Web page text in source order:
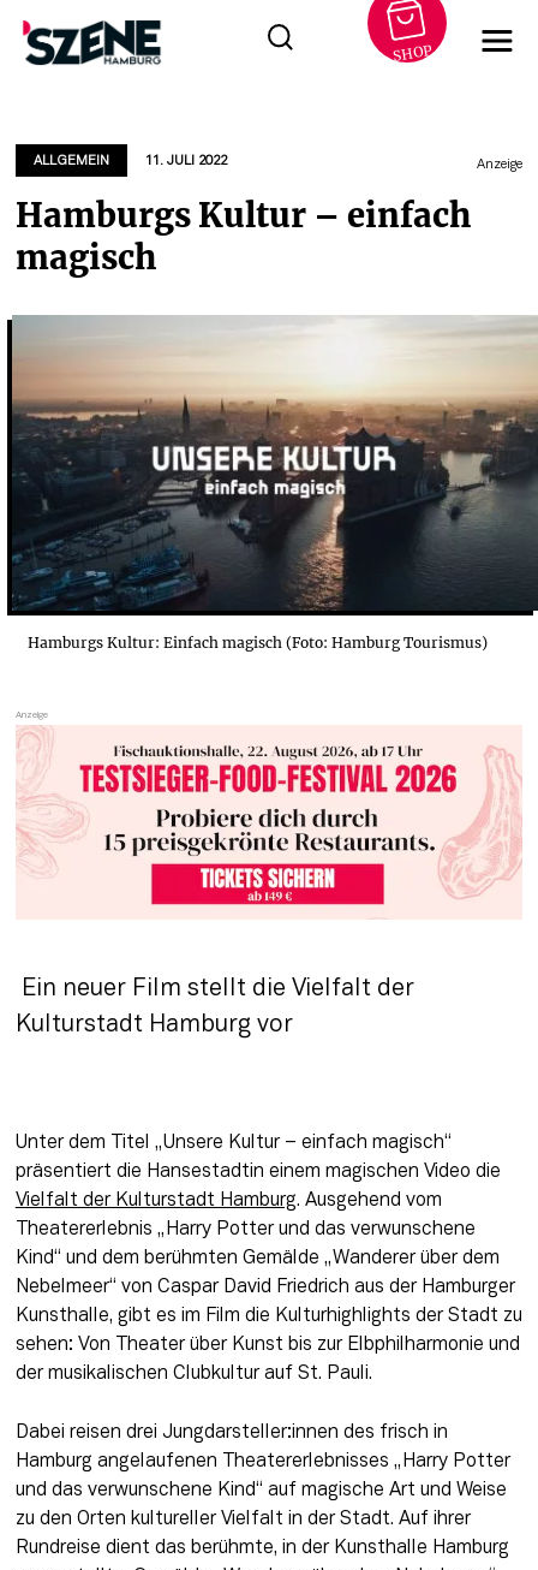
springen
SHOP
ALLGEMEIN 11. JULI 2022 Anzeige
Hamburgs Kultur – einfach
magisch
Hamburgs Kultur: Einfach magisch (Foto: Hamburg Tourismus)
Kulturstadt Hamburg vor
Unter dem Titel „Unsere Kultur – einfach magisch“
Vielfalt der Kulturstadt Hamburg. Ausgehend vom
Theatererlebnis „Harry Potter und das verwunschene
Kind“ und dem berühmten Gemälde „Wanderer über dem
Nebelmeer“ von Caspar David Friedrich aus der Hamburger
Kunsthalle, gibt es im Film die Kulturhighlights der Stadt zu
sehen: Von Theater über Kunst bis zur Elbphilharmonie und
der musikalischen Clubkultur auf St. Pauli.
Dabei reisen drei Jungdarsteller:innen des frisch in
Hamburg angelaufenen Theatererlebnisses „Harry Potter
und das verwunschene Kind“ auf magische Art und Weise
zu den Orten kultureller Vielfalt in der Stadt. Auf ihrer
Rundreise dient das berühmte, in der Kunsthalle Hamburg